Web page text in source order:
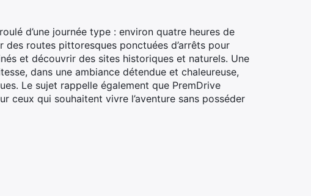
d’une journée type : environ quatre heures de
routes pittoresques ponctuées d’arrêts pour
et découvrir des sites historiques et naturels. Une
dans une ambiance détendue et chaleureuse,
Le sujet rappelle également que PremDrive
ceux qui souhaitent vivre l’aventure sans posséder